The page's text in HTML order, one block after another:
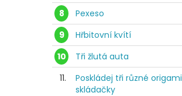
8
Pexeso
9
Hřbitovní kvítí
10
Tři žlutá auta
11.
Poskládej tři různé origami
skládačky